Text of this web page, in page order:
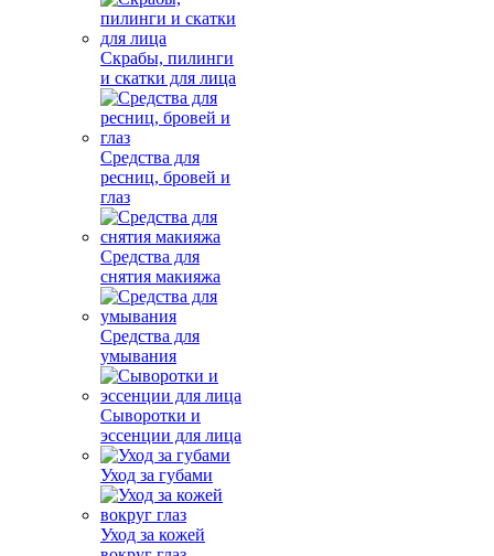
Скрабы, пилинги
и скатки для лица
Средства для
ресниц, бровей и
глаз
Средства для
снятия макияжа
Средства для
умывания
Сыворотки и
эссенции для лица
Уход за губами
Уход за кожей